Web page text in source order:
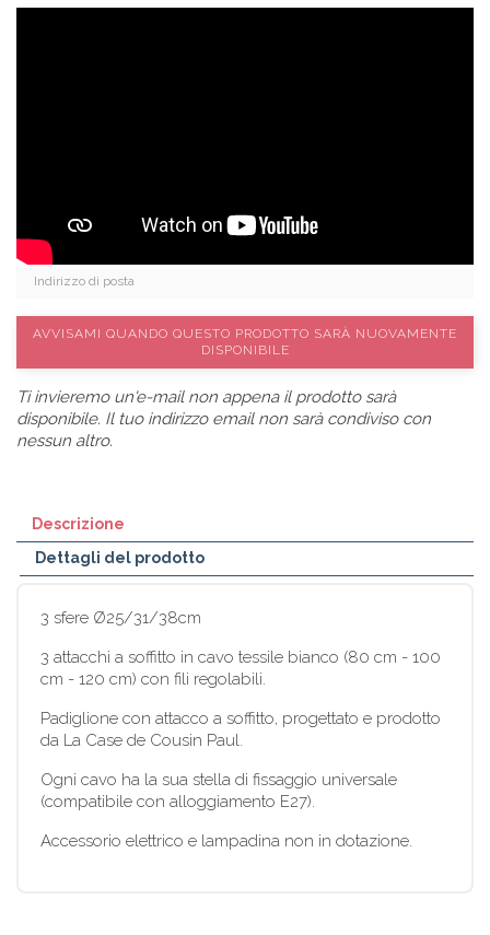
AVVISAMI QUANDO QUESTO PRODOTTO SARÀ NUOVAMENTE
DISPONIBILE
Ti invieremo un'e-mail non appena il prodotto sarà
disponibile. Il tuo indirizzo email non sarà condiviso con
nessun altro.
Descrizione
Dettagli del prodotto
3 sfere Ø25/31/38cm
3 attacchi a soffitto in cavo tessile bianco (80 cm - 100
cm - 120 cm) con fili regolabili.
Padiglione con attacco a soffitto, progettato e prodotto
da La Case de Cousin Paul.
Ogni cavo ha la sua stella di fissaggio universale
(compatibile con alloggiamento E27).
Accessorio elettrico e lampadina non in dotazione.